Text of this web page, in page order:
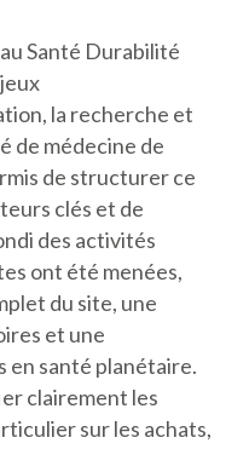
Santé Durabilité
la recherche et
de médecine de
de structurer ce
clés et de
des activités
ont été menées,
du site, une
et une
en santé planétaire.
clairement les
sur les achats,